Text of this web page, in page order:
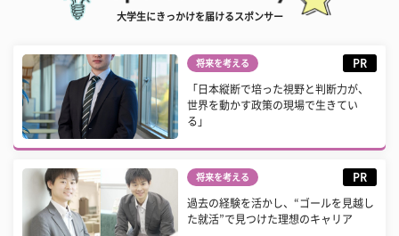
大学生にきっかけを届けるスポンサー
将来を考える PR
「日本縦断で培った視野と判断力が、
世界を動かす政策の現場で生きてい
る」
将来を考える PR
過去の経験を活かし、“ゴールを見越し
た就活”で見つけた理想のキャリア